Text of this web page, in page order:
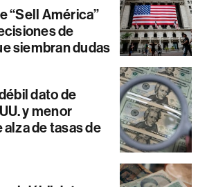
“Sell América”
de
siembran dudas
dato de
y menor
de tasas de